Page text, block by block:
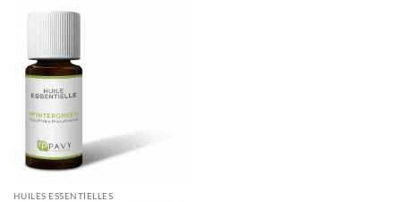
HUILES ESSENTIELLES